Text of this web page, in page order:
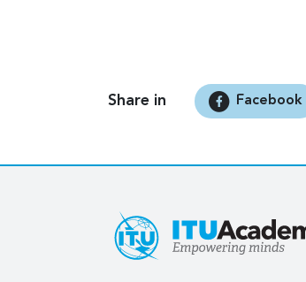
Share in Facebook